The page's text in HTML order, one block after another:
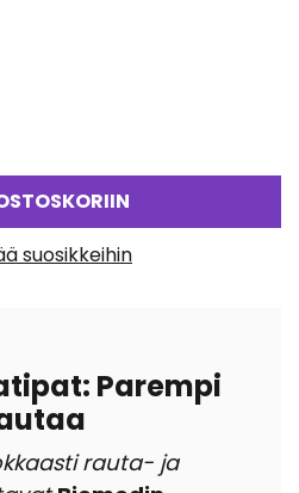
suosikkeihin
Parempi
rauta- ja